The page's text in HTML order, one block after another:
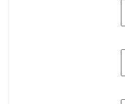
This field is for